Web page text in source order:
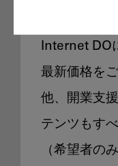
Internet DO
最新価格を
他、開業支
テンツもす
（希望者のみ